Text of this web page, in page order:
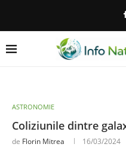
ASTRONOMIE
Coliziunile dintre
de Florin Mitrea 16/03/2024